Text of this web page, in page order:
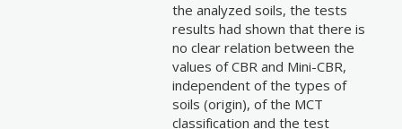
the analyzed soils, the tests
results had shown that there is
no clear relation between the
values of CBR and Mini-CBR,
independent of the types of
soils (origin), of the MCT
classification and the test